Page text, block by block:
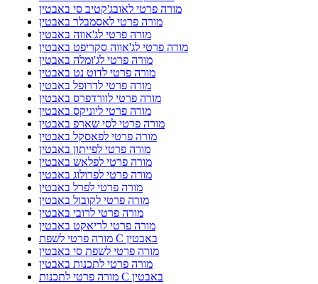
מורה פרטי לאובג'קטיב סי באבטין
מורה פרטי לאסמבלר באבטין
מורה פרטי לג'אווה באבטין
מורה פרטי לג'אווה סקריפט באבטין
מורה פרטי לג'ומלה באבטין
מורה פרטי לדוט נט באבטין
מורה פרטי לדרופל באבטין
מורה פרטי לוורדפרס באבטין
מורה פרטי ליוניקס באבטין
מורה פרטי לסי שארפ באבטין
מורה פרטי לפאסקל באבטין
מורה פרטי לפייתון באבטין
מורה פרטי לפלאש באבטין
מורה פרטי לפרולוג באבטין
מורה פרטי לפרל באבטין
מורה פרטי לקובול באבטין
מורה פרטי לרובי באבטין
מורה פרטי לריאקט באבטין
מורה פרטי לשפת C באבטין
מורה פרטי לשפת סי באבטין
מורה פרטי לתכנות באבטין
מורה פרטי לתכנות C באבטין